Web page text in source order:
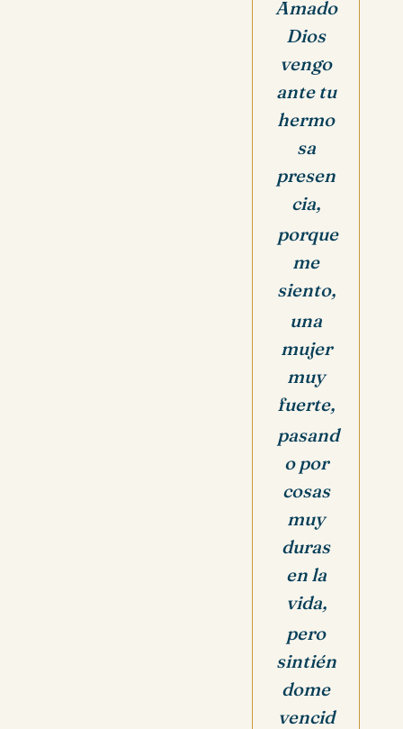
Amado
Dios
vengo
ante tu
hermo
sa
presen
cia,
porque
me
siento,
una
mujer
muy
fuerte,
pasand
o por
cosas
muy
duras
en la
vida,
pero
sintién
dome
vencid